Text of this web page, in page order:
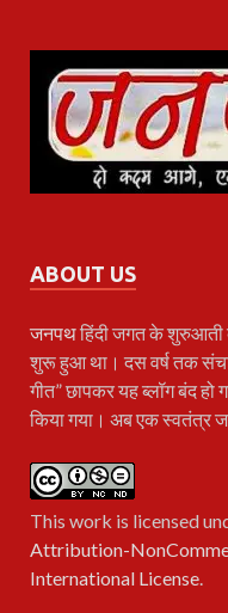
ABOUT US
जनपथहिंदी जगत के शुरुआती
शुरू हुआ था। दस वर्ष तक
गीत” छापकर यह ब्लॉग बंद
किया गया। अब एक स्वतंत्र
This work is licensed
Attribution-
International License.